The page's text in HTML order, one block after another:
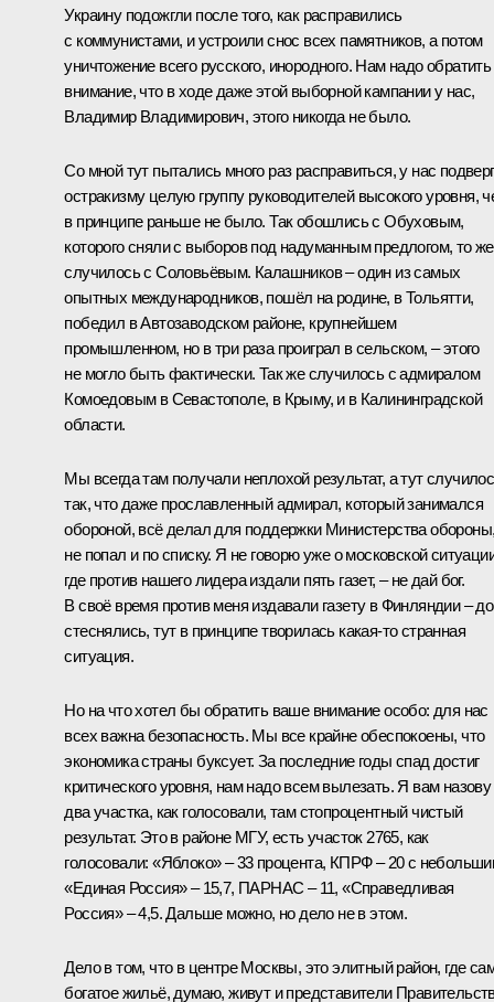
Украину подожгли после того, как расправились
с коммунистами, и устроили снос всех памятников, а потом
уничтожение всего русского, инородного. Нам надо обратить
внимание, что в ходе даже этой выборной кампании у нас,
Владимир Владимирович, этого никогда не было.
Со мной тут пытались много раз расправиться, у нас
остракизму целую группу руководителей высокого уровня,
в принципе раньше не было. Так обошлись с Обуховым,
которого сняли с выборов под надуманным предлогом, то же
случилось с Соловьёвым. Калашников – один из самых
опытных международников, пошёл на родине, в Тольятти,
победил в Автозаводском районе, крупнейшем
промышленном, но в три раза проиграл в сельском, – этого
не могло быть фактически. Так же случилось с адмиралом
Комоедовым в Севастополе, в Крыму, и в Калининградской
области.
Мы всегда там получали неплохой результат, а тут
так, что даже прославленный адмирал, который занимался
обороной, всё делал для поддержки Министерства
не попал и по списку. Я не говорю уже о московской
где против нашего лидера издали пять газет, – не дай бог.
В своё время против меня издавали газету в Финляндии –
стеснялись, тут в принципе творилась какая‑то странная
ситуация.
Но на что хотел бы обратить ваше внимание особо: для нас
всех важна безопасность. Мы все крайне обеспокоены, что
экономика страны буксует. За последние годы спад достиг
критического уровня, нам надо всем вылезать. Я вам назову
два участка, как голосовали, там стопроцентный чистый
результат. Это в районе МГУ, есть участок 2765, как
голосовали: «Яблоко» – 33 процента, КПРФ – 20 с
«Единая Россия» – 15,7, ПАРНАС – 11, «Справедливая
Россия» – 4,5. Дальше можно, но дело не в этом.
Дело в том, что в центре Москвы, это элитный район, где
богатое жильё, думаю, живут и представители